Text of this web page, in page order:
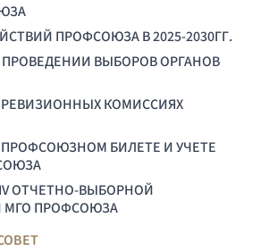
ПРОФСОЮЗА В 2025-2030ГГ.
ВЫБОРОВ ОРГАНОВ
КОМИССИЯХ
БИЛЕТЕ И УЧЕТЕ
ОТЧЕТНО-ВЫБОРНОЙ
ПРОФСОЮЗА